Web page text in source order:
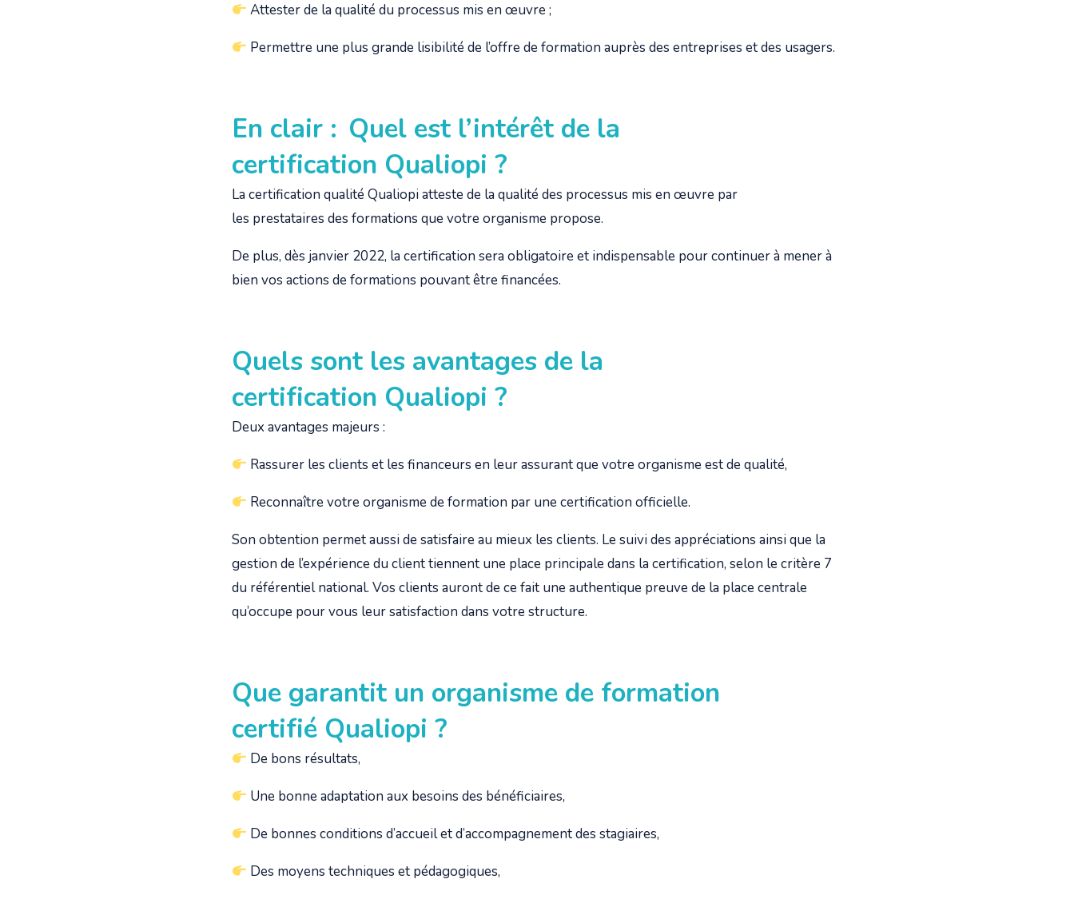
Attester de la qualité du processus mis en œuvre ;
Permettre une plus grande lisibilité de l’offre de formation auprès des entreprises et des usagers.
En clair : Quel est l’intérêt de la
certification Qualiopi ?
La certification qualitéQualiopiatteste de la qualité des processus mis en œuvre par
les prestataires des formations que votre organisme propose.
De plus, dès janvier 2022, la certification sera obligatoire et indispensable pour continuer à mener à
bien vos actions de formations pouvant être financées.
Quels sont les avantages de la
certification Qualiopi ?
Deux avantages majeurs :
Rassurer les clients et les financeurs en leur assurant que votre organisme est de qualité,
Reconnaître votre organisme de formation par une certification officielle.
Son obtention permet aussi de satisfaire au mieux les clients. Le suivi des appréciations ainsi que la
gestion de l’expérience du client tiennent une place principale dans la certification, selon le critère 7
du référentiel national. Vos clients auront de ce fait une authentique preuve de la place centrale
qu’occupe pour vous leur satisfaction dans votre structure.
Que garantit un organisme de formation
certifié Qualiopi ?
De bons résultats,
Une bonne adaptation aux besoins des bénéficiaires,
De bonnes conditions d’accueil et d’accompagnement des stagiaires,
Des moyens techniques et pédagogiques,